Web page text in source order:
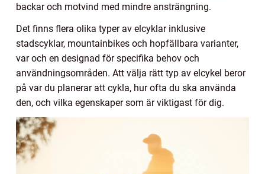
backar och motvind med mindre ansträngning.
Det finns flera olika typer av elcyklar inklusive
stadscyklar, mountainbikes och hopfällbara varianter,
var och en designad för specifika behov och
användningsområden. Att välja rätt typ av elcykel beror
på var du planerar att cykla, hur ofta du ska använda
den, och vilka egenskaper som är viktigast för dig.